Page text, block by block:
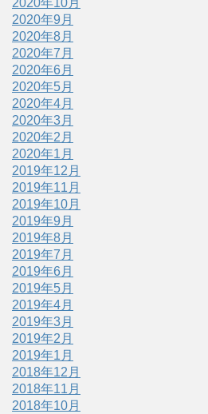
2020年9月
2020年8月
2020年7月
2020年6月
2020年5月
2020年4月
2020年3月
2020年2月
2020年1月
2019年12月
2019年11月
2019年10月
2019年9月
2019年8月
2019年7月
2019年6月
2019年5月
2019年4月
2019年3月
2019年2月
2019年1月
2018年12月
2018年11月
2018年10月